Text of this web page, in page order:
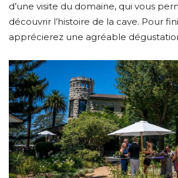
d’une visite du domaine, qui vous
découvrir l’histoire de la cave. Pour
apprécierez une agréable